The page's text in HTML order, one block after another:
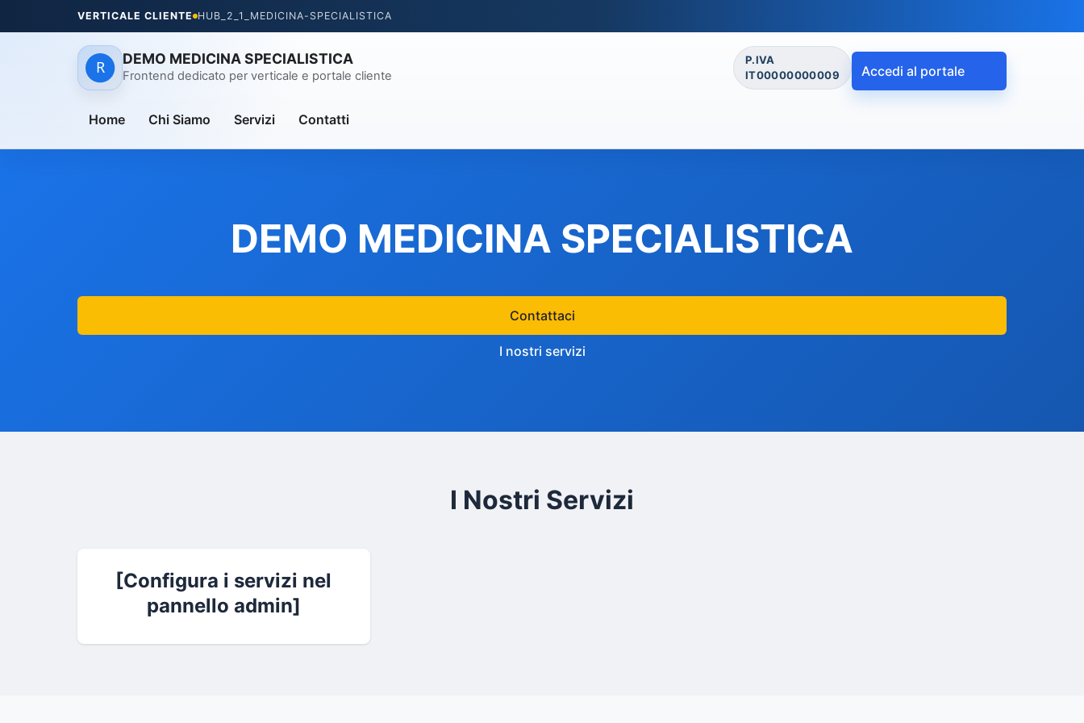
VERTICALE CLIENTE HUB_2_1_MEDICINA-SPECIALISTICA
DEMO MEDICINA SPECIALISTICA
Frontend dedicato per verticale e portale cliente
P.IVA
IT00000000009
Accedi al portale
Home Chi Siamo Servizi Contatti
DEMO MEDICINA SPECIALISTICA
Contattaci
I nostri servizi
I Nostri Servizi
[Configura i servizi nel
pannello admin]